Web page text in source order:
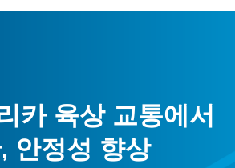
카 육상 교통에서
안정성 향상